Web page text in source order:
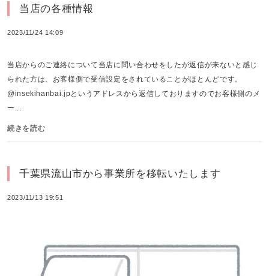
当店の各種情報
2023/11/24 14:09
当店からのご連絡について当店に問い合わせをしたが返信が来ないと感じ
られた方は、お客様側で受信設定をされていることがほとんどです。
@insekihanbai.jpというアドレスから返信しておりますのでお客様側のメ
ー...
続きを読む
千葉県流山市から事業所を移転いたします
2023/11/13 19:51